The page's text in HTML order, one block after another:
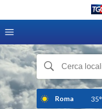
Roma 35°